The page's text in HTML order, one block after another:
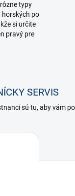
typy
horských po
si určite
pravý pre
SERVIS
sú tu, aby vám